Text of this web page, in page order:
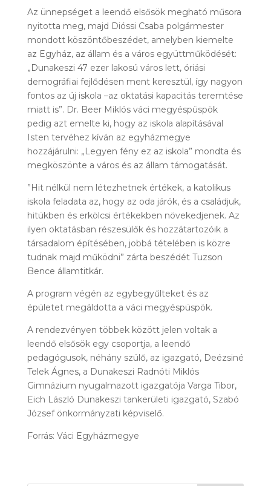
Az ünnepséget a leendő elsősök megható műsora
nyitotta meg, majd Dióssi Csaba polgármester
mondott köszöntőbeszédet, amelyben kiemelte
az Egyház, az állam és a város együttműködését:
„Dunakeszi 47 ezer lakosú város lett, óriási
demográfiai fejlődésen ment keresztül, így nagyon
fontos az új iskola –az oktatási kapacitás teremtése
miatt is”. Dr. Beer Miklós váci megyéspüspök
pedig azt emelte ki, hogy az iskola alapításával
Isten tervéhez kíván az egyházmegye
hozzájárulni: „Legyen fény ez az iskola” mondta és
megköszönte a város és az állam támogatását.
”Hit nélkül nem létezhetnek értékek, a katolikus
iskola feladata az, hogy az oda járók, és a családjuk,
hitükben és erkölcsi értékekben növekedjenek. Az
ilyen oktatásban részesülők és hozzátartozóik a
társadalom építésében, jobbá tételében is közre
tudnak majd működni” zárta beszédét Tuzson
Bence államtitkár.
A program végén az egybegyűlteket és az
épületet megáldotta a váci megyéspüspök.
A rendezvényen többek között jelen voltak a
leendő elsősök egy csoportja, a leendő
pedagógusok, néhány szülő, az igazgató, Deézsiné
Telek Ágnes, a Dunakeszi Radnóti Miklós
Gimnázium nyugalmazott igazgatója Varga Tibor,
Eich László Dunakeszi tankerületi igazgató, Szabó
József önkormányzati képviselő.
Forrás: Váci Egyházmegye